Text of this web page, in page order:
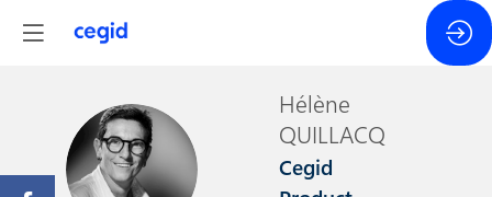
HQ
Hélène
QUILLACQ
Cegid